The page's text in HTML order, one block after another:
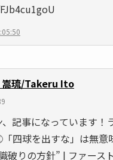
嵩琉/Takeru Ito
記事になっています！
四球を出すな」は無意
破りの方針” | ファー